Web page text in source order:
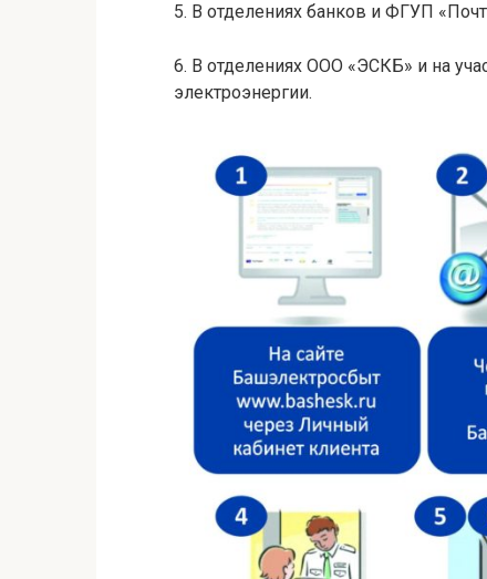
5. В отделениях банков и ФГУП
6. В отделениях OOO «ЭСКБ» и на
электроэнергии.